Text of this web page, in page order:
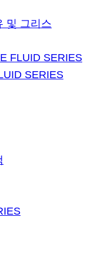
및 그리스
FLUID SERIES
SERIES